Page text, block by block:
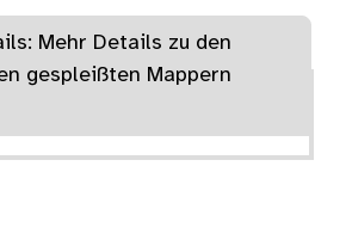
Mehr Details zu den
gespleißten Mappern